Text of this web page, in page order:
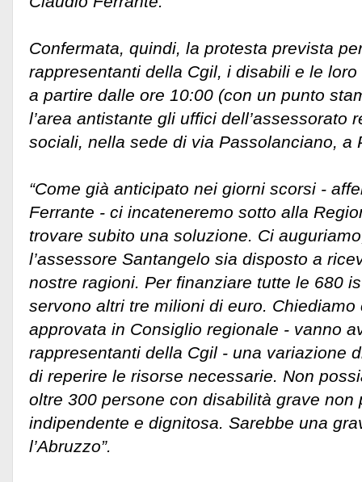
Confermata, quindi, la protesta prevista
rappresentanti della Cgil, i disabili e le
a partire dalle ore 10:00 (con un punto
l’area antistante gli uffici dell’assessorato
sociali, nella sede di via Passolanciano, a
“Come già anticipato nei giorni scorsi -
Ferrante - ci incateneremo sotto alla
trovare subito una soluzione. Ci
l’assessore Santangelo sia disposto a
nostre ragioni. Per finanziare tutte le 680
servono altri tre milioni di euro.
approvata in Consiglio regionale - vanno
rappresentanti della Cgil - una variazione
di reperire le risorse necessarie. Non
oltre 300 persone con disabilità grave non
indipendente e dignitosa. Sarebbe una
l’Abruzzo”.